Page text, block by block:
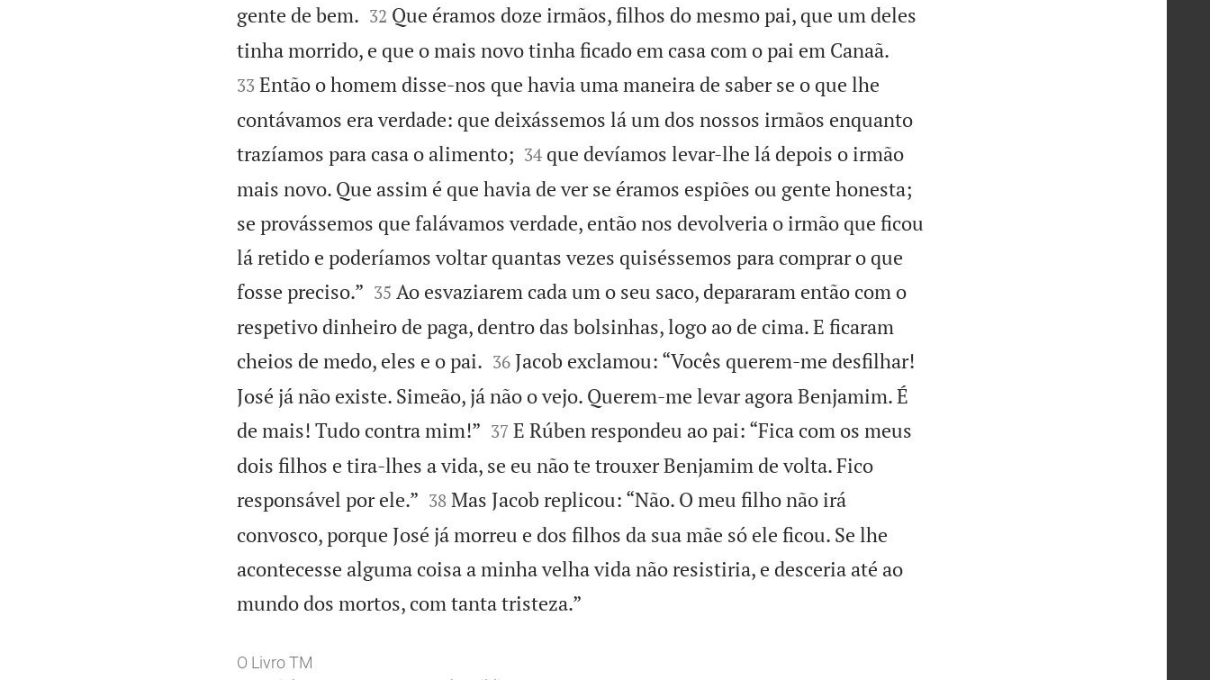
gente de bem.
32 Que éramos doze irmãos, filhos do mesmo pai, que um deles
tinha morrido, e que o mais novo tinha ficado em casa com o pai em Canaã.
33 Então o homem disse-nos que havia uma maneira de saber se o que lhe
contávamos era verdade: que deixássemos lá um dos nossos irmãos enquanto
trazíamos para casa o alimento;
34 que devíamos levar-lhe lá depois o irmão
mais novo. Que assim é que havia de ver se éramos espiões ou gente honesta;
se provássemos que falávamos verdade, então nos devolveria o irmão que ficou
lá retido e poderíamos voltar quantas vezes quiséssemos para comprar o que
fosse preciso.”
35 Ao esvaziarem cada um o seu saco, depararam então com o
respetivo dinheiro de paga, dentro das bolsinhas, logo ao de cima. E ficaram
cheios de medo, eles e o pai.
36 Jacob exclamou: “Vocês querem-me desfilhar!
José já não existe. Simeão, já não o vejo. Querem-me levar agora Benjamim. É
de mais! Tudo contra mim!”
37 E Rúben respondeu ao pai: “Fica com os meus
dois filhos e tira-lhes a vida, se eu não te trouxer Benjamim de volta. Fico
responsável por ele.”
38 Mas Jacob replicou: “Não. O meu filho não irá
convosco, porque José já morreu e dos filhos da sua mãe só ele ficou. Se lhe
acontecesse alguma coisa a minha velha vida não resistiria, e desceria até ao
mundo dos mortos, com tanta tristeza.”
O Livro TM